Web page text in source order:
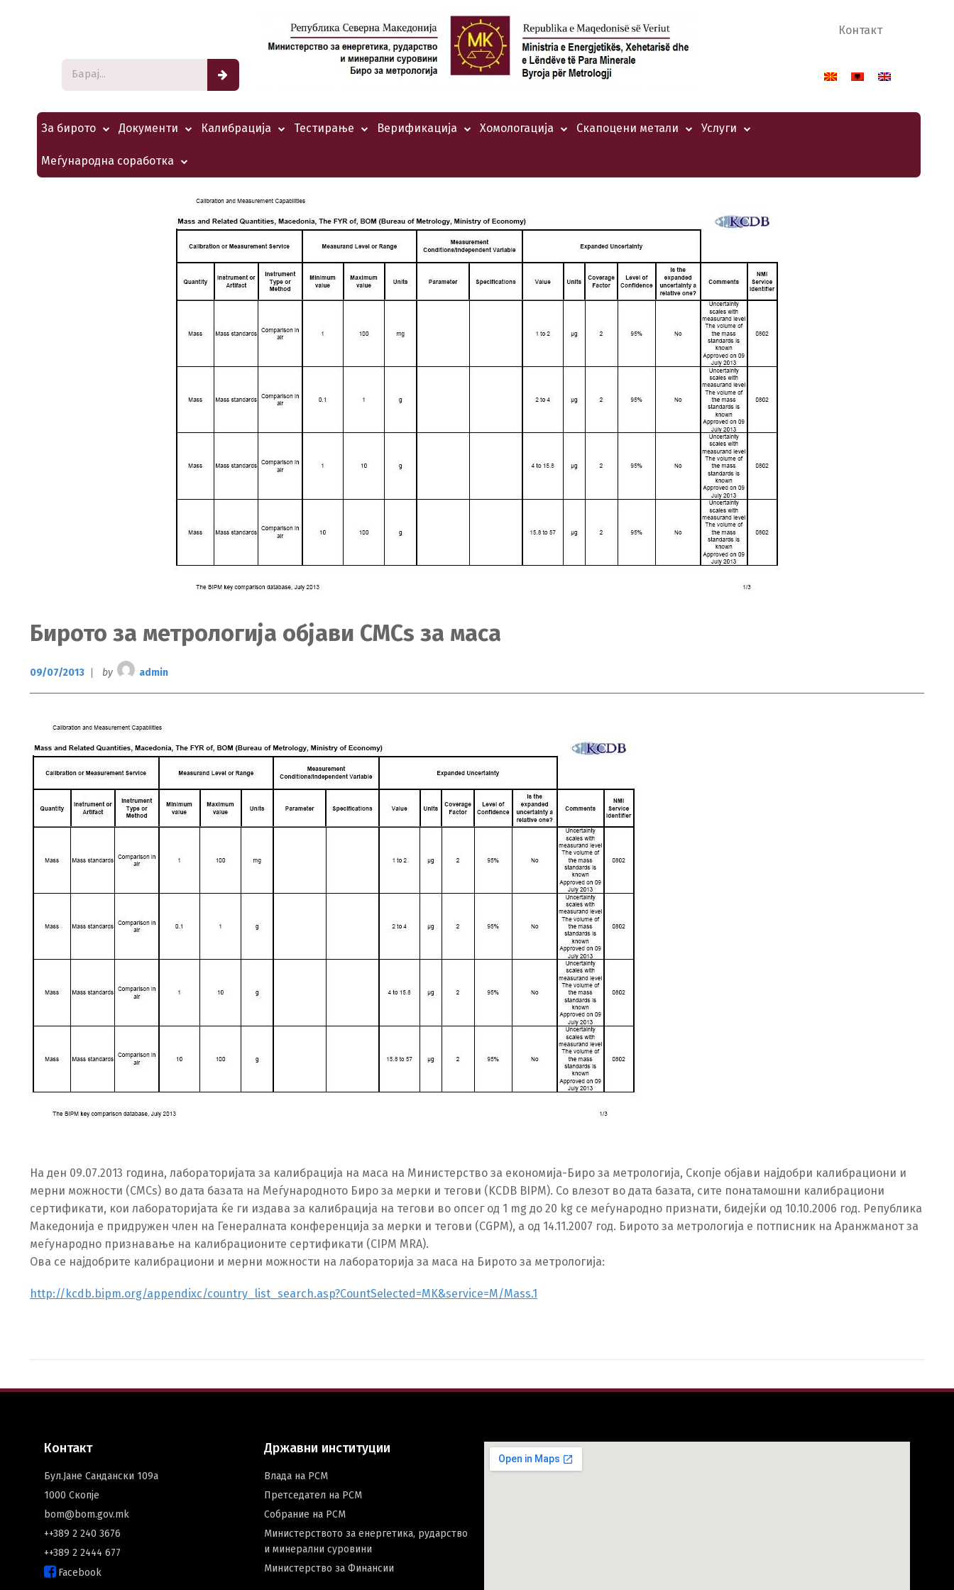
Контакт
За бирото Документи Калибрација Тестирање Верификација Хомологација Скапоцени метали Услуги
Меѓународна соработка
Бирото за метрологија објави CMCs за маса
09/07/2013 by admin
На ден 09.07.2013 година, лабораторијата за калибрација на маса на Министерство за економија-Биро за метрологија, Скопје објави најдобри калибрациони и
мерни можности (CMCs) во дата базата на Меѓународното Биро за мерки и тегови (KCDB BIPM). Со влезот во дата базата, сите понатамошни калибрациони
сертификати, кои лабораторијата ќе ги издава за калибрација на тегови во опсег од 1 mg до 20 kg се меѓународно признати, бидејќи од 10.10.2006 год. Република
Македонија е придружен член на Генералната конференција за мерки и тегови (CGPM), а од 14.11.2007 год. Бирото за метрологија е потписник на Аранжманот за
меѓународно признавање на калибрационите сертификати (CIPM MRA).
Ова се најдобрите калибрациони и мерни можности на лабораторија за маса на Бирото за метрологија:
http://kcdb.bipm.org/appendixc/country_list_search.asp?CountSelected=MK&service=M/Mass.1
Контакт
Бул.Јане Сандански 109а
1000 Скопје
bom@bom.gov.mk
++389 2 240 3676
++389 2 2444 677
Facebook
Државни институции
Влада на РСМ
Претседател на РСМ
Собрание на РСМ
Министерството за енергетика, рударство
и минерални суровини
Министерство за Финансии
македонски Albanian English